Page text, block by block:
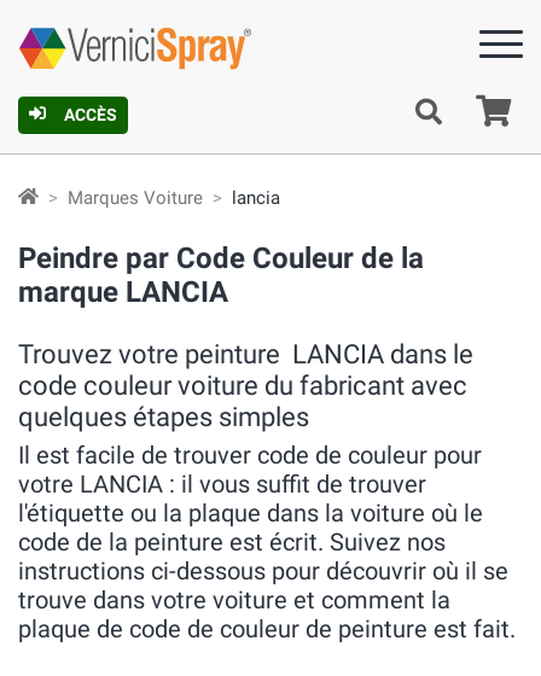
ACCÈS
Marques Voiture lancia
Peindre par Code Couleur de la
marque LANCIA
Trouvez votre peinture LANCIA dans le
code couleur voiture du fabricant avec
quelques étapes simples
Il est facile de trouver code de couleur pour
votre LANCIA : il vous suffit de trouver
l'étiquette ou la plaque dans la voiture où le
code de la peinture est écrit. Suivez nos
instructions ci-dessous pour découvrir où il se
trouve dans votre voiture et comment la
plaque de code de couleur de peinture est fait.